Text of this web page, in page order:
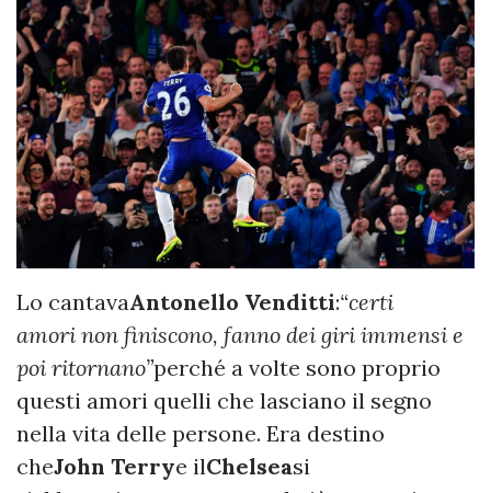
Lo cantavaAntonello Venditti:“certi
amori non finiscono, fanno dei giri immensi e
poi ritornano”perché a volte sono proprio
questi amori quelli che lasciano il segno
nella vita delle persone. Era destino
cheJohn Terrye ilChelseasi